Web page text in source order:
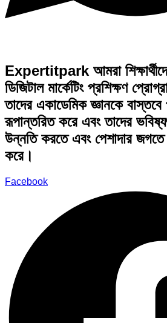
Expertitpark আমরা
ডিজিটাল মার্কেটিং প্রশিক্ষণ
তাদের একাডেমিক জ্ঞানকে
রূপান্তরিত করে এবং তাদের
উন্নতি করতে এবং পেশাদার জগতে
করে।
Facebook